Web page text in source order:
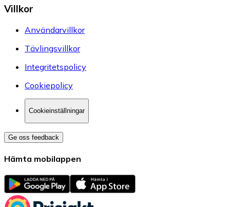
Villkor
Användarvillkor
Tävlingsvillkor
Integritetspolicy
Cookiepolicy
Cookieinställningar
Ge oss feedback
Hämta mobilappen